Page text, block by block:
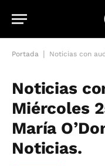
Portada Noticias con audios del
Noticias
Miércoles
María
Noticias.